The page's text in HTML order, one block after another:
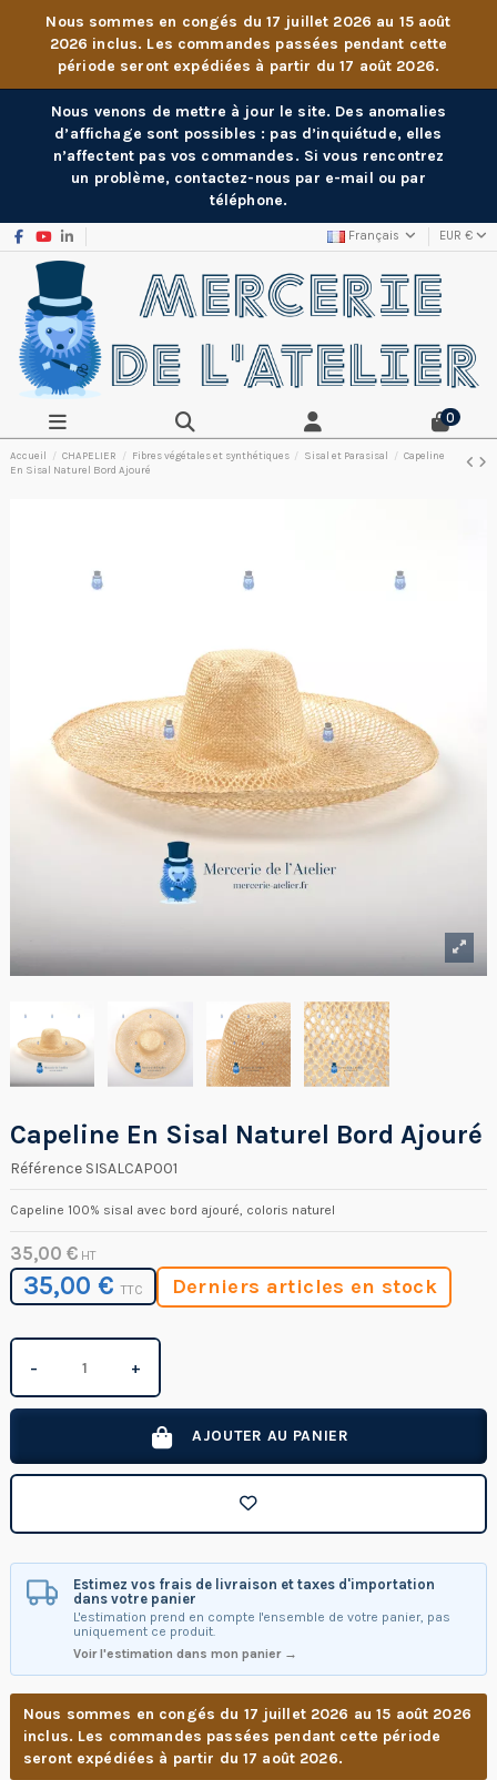
Nous sommes en congés du 17 juillet 2026 au 15 août
2026 inclus. Les commandes passées pendant cette
période seront expédiées à partir du 17 août 2026.
Nous venons de mettre à jour le site. Des anomalies
d’affichage sont possibles : pas d’inquiétude, elles
n’affectent pas vos commandes. Si vous rencontrez
un problème, contactez-nous par e-mail ou par
téléphone.
Français EUR €
0
Accueil CHAPELIER Fibres végétales et synthétiques Sisal et Parasisal
Capeline
En Sisal Naturel Bord Ajouré
Capeline En Sisal Naturel Bord Ajouré
Référence SISALCAP001
Capeline 100% sisal avec bord ajouré, coloris naturel
Derniers articles en stock
35,00 € HT
35,00 €TTC
− +
AJOUTER AU PANIER
Estimez vos frais de livraison et taxes d'importation
dans votre panier
L'estimation prend en compte l'ensemble de votre panier, pas
uniquement ce produit.
Voir l'estimation dans mon panier →
Nous sommes en congés du 17 juillet 2026 au 15 août 2026
inclus. Les commandes passées pendant cette période
seront expédiées à partir du 17 août 2026.